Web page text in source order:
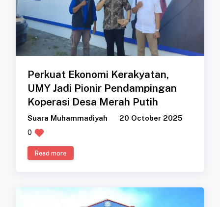
Perkuat Ekonomi Kerakyatan,
UMY Jadi Pionir Pendampingan
Koperasi Desa Merah Putih
Suara Muhammadiyah
20 October 2025
0
Read more